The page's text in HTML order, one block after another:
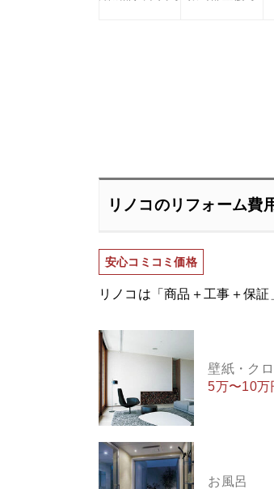
リノコのリフォーム費
安心コミコミ価格
リノコは「商品＋工事＋保
壁紙・ク
5万〜10万
お風呂